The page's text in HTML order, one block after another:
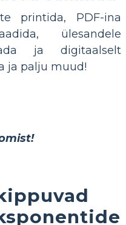
printida, PDF-ina
ülesandele
ja digitaalselt
ja palju muud!